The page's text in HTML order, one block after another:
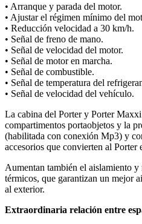
• Arranque y parada del motor.
• Ajustar el régimen mínimo del
• Reducción velocidad a 30 km/h.
• Señal de freno de mano.
• Señal de velocidad del motor.
• Señal de motor en marcha.
• Señal de combustible.
• Señal de temperatura del
• Señal de velocidad del vehículo.
La cabina del Porter y Porter
compartimentos portaobjetos y la
(habilitada con conexión Mp3) y
accesorios que convierten al Porter
Aumentan también el aislamiento
térmicos, que garantizan un mejor
al exterior.
Extraordinaria relación entre